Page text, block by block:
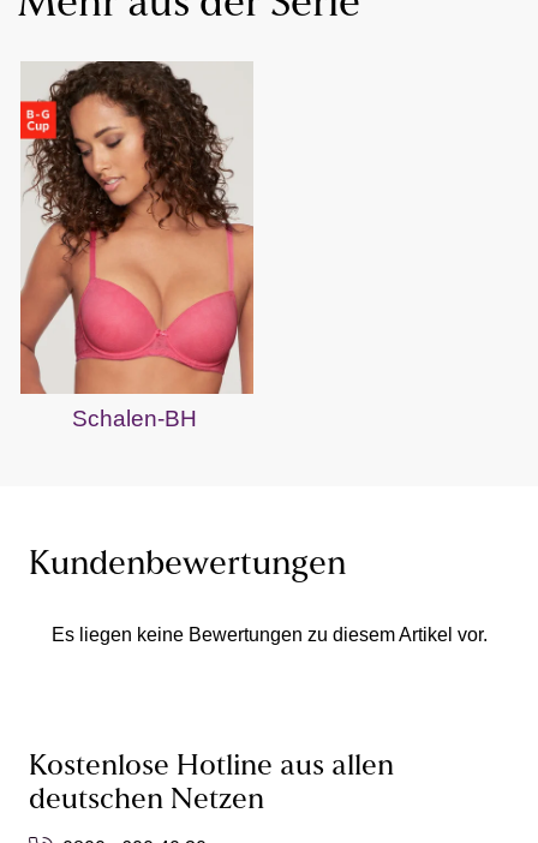
Schalen-BH
Kundenbewertungen
Es liegen keine Bewertungen zu diesem Artikel vor.
Kostenlose Hotline aus allen
deutschen Netzen